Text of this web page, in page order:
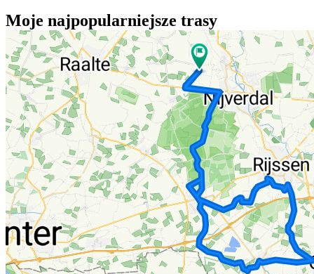
Moje najpopularniejsze trasy